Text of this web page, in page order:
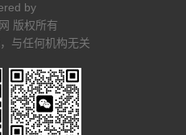
by
版权所有
与任何机构无关